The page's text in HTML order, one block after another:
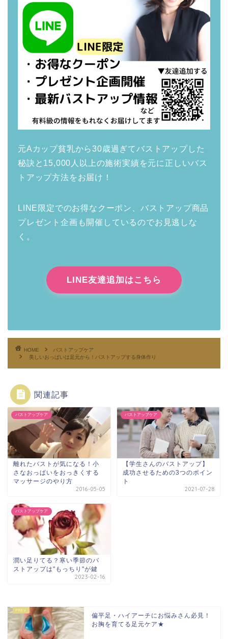
元Aカップ貧乳から30歳過ぎてバストアップした
秘訣と15,000人以上の施術実績を元に正しいバス
トアップ方法をお届け！
LINE限定でのお得なクーポン、バストアップ商品
プレゼント企画も開催しているのでお見逃しな
く。
LINE友達追加はこちら
HOME
バストアップケア
美しいおっぱいは足元から！バストアップする身体作り
関連記事
バストアップケア
離れたバストが気になる！小
さなおっぱいをおっきくする
マッサージのやり方
2016-05-05
バストアップケア
【学生さんのバストアップ】
成功させるための3つのポイン
ト
2021-07-28
バストアップケア
潤い足りてる？寒い季節のバ
ストアップは"もっちり"が鍵
2023-02-16
偏平足・ハイアーチにお悩みさん必見！
お胸を育てる足元ケア★